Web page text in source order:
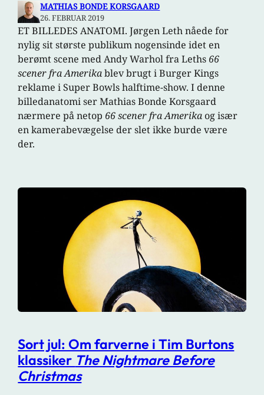
MATHIAS BONDE KORSGAARD
26. FEBRUAR 2019
ET BILLEDES ANATOMI. Jørgen Leth nåede for
nylig sit største publikum nogensinde idet en
berømt scene med Andy Warhol fra Leths 66
scener fra Amerikablev brugt i Burger Kings
reklame i Super Bowls halftime-show. I denne
billedanatomi ser Mathias Bonde Korsgaard
nærmere på netop 66 scener fra Amerika og især
en kamerabevægelse der slet ikke burde være
der.
Sort jul: Om farverne i Tim Burtons
klassiker The Nightmare Before
Christmas